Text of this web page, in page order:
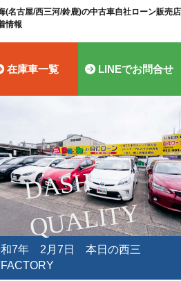
(名古屋/西三河/鈴鹿)の中古車自社ローン販売
情報
在庫車一覧 LINEでお問合せ
D
A
S
H
Q
U
A
LI
T
Y
7年 2月7日 本日の西三